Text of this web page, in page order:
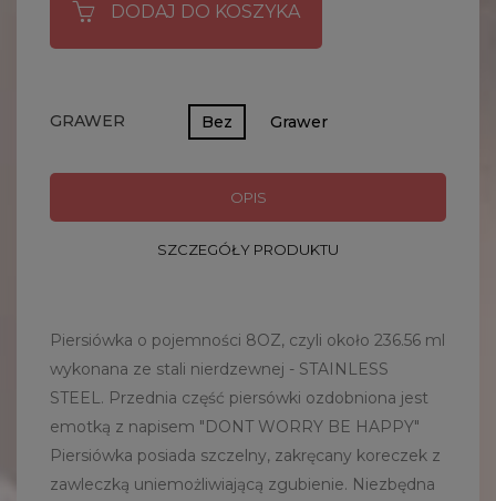
DODAJ DO KOSZYKA
GRAWER Bez Grawer
OPIS
SZCZEGÓŁY PRODUKTU
Piersiówka o pojemności 8OZ, czyli około 236.56 ml
wykonana ze stali nierdzewnej - STAINLESS
STEEL. Przednia część piersówki ozdobniona jest
emotką z napisem "DONT WORRY BE HAPPY"
Piersiówka posiada szczelny, zakręcany koreczek z
zawleczką uniemożliwiającą zgubienie. Niezbędna